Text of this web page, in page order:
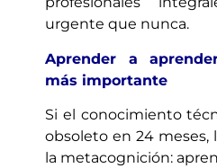
urgente que nunca.
Aprender a
más importante
Si el conocimiento
obsoleto en 24 meses,
la metacognición: